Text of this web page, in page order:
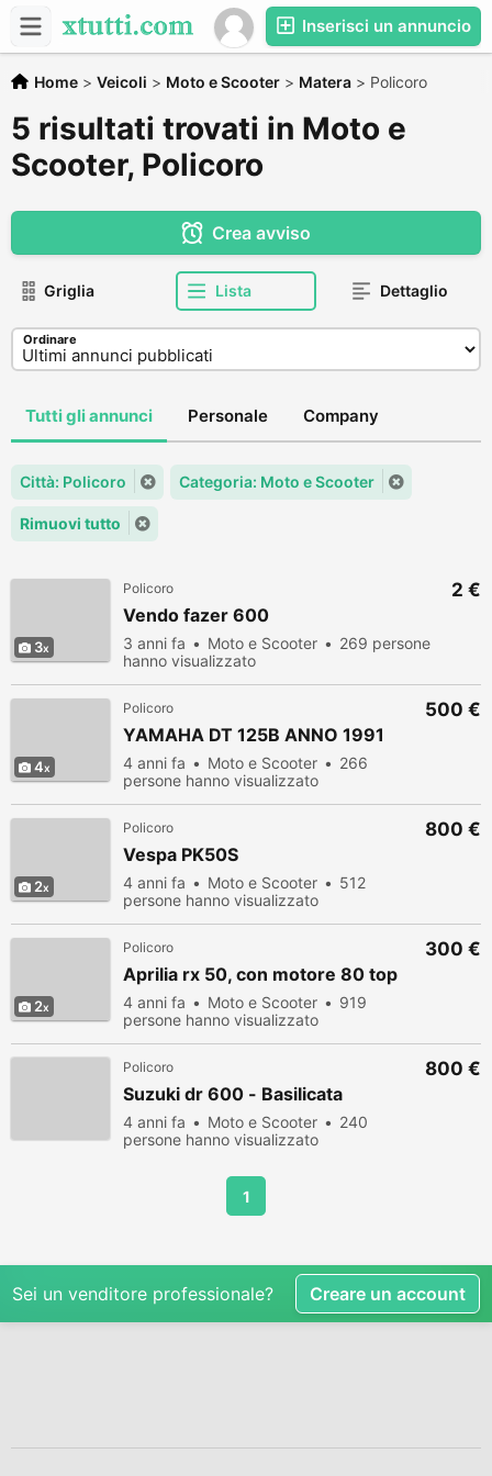
Inserisci un annuncio
Home > Veicoli > Moto e Scooter > Matera > Policoro
5 risultati trovati in Moto e
Scooter, Policoro
Crea avviso
Griglia Lista Dettaglio
Ordinare
Tutti gli annunci Personale Company
Città: Policoro Categoria: Moto e Scooter
Rimuovi tutto
3
Policoro
Vendo fazer 600
3 anni fa Moto e Scooter
269 persone
hanno visualizzato
2 €
4
Policoro
YAMAHA DT 125B ANNO 1991
4 anni fa Moto e Scooter
266
persone hanno visualizzato
500 €
2
Policoro
Vespa PK50S
4 anni fa Moto e Scooter
512
persone hanno visualizzato
800 €
2
Policoro
Aprilia rx 50, con motore 80 top
4 anni fa Moto e Scooter
919
persone hanno visualizzato
300 €
Policoro
Suzuki dr 600 - Basilicata
4 anni fa Moto e Scooter
240
persone hanno visualizzato
800 €
1
Sei un venditore professionale? Creare un account